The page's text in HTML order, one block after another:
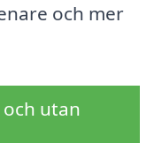
och mer
utan